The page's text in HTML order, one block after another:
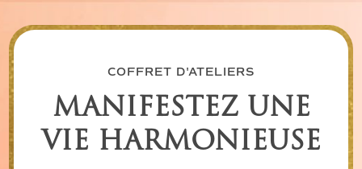
COFFRET D'ATELIERS
MANIFESTEZ UNE
VIE HARMONIEUSE